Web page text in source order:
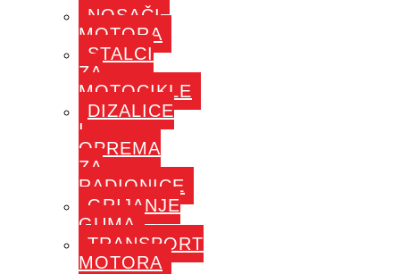
NOSAČI
MOTORA
STALCI
ZA
MOTOCIKLE
DIZALICE
I
OPREMA
ZA
RADIONICE
GRIJANJE
GUMA
TRANSPORT
MOTORA